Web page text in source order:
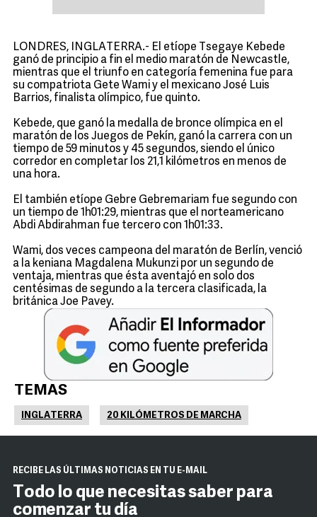
LONDRES, INGLATERRA.- El etíope Tsegaye Kebede
ganó de principio a fin el medio maratón de Newcastle,
mientras que el triunfo en categoría femenina fue para
su compatriota Gete Wami y el mexicano José Luis
Barrios, finalista olímpico, fue quinto.
Kebede, que ganó la medalla de bronce olímpica en el
maratón de los Juegos de Pekín, ganó la carrera con un
tiempo de 59 minutos y 45 segundos, siendo el único
corredor en completar los 21,1 kilómetros en menos de
una hora.
El también etíope Gebre Gebremariam fue segundo con
un tiempo de 1h01:29, mientras que el norteamericano
Abdi Abdirahman fue tercero con 1h01:33.
Wami, dos veces campeona del maratón de Berlín, venció
a la keniana Magdalena Mukunzi por un segundo de
ventaja, mientras que ésta aventajó en solo dos
centésimas de segundo a la tercera clasificada, la
británica Joe Pavey.
TEMAS
INGLATERRA 20 KILÓMETROS DE MARCHA
RECIBE LAS ÚLTIMAS NOTICIAS EN TU E-MAIL
Todo lo que necesitas saber para
comenzar tu día